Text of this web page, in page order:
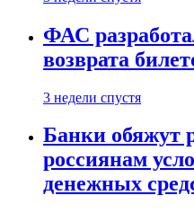
ФАС
возврата
3 недели спустя
Банки обяжут
россиянам
денежных